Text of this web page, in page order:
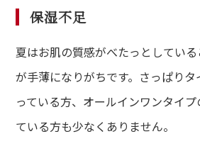
保湿不足
夏はお肌の質感がべたっとしてい
が手薄になりがちです。さっぱり
っている方、オールインワンタイ
ている方も少なくありません。